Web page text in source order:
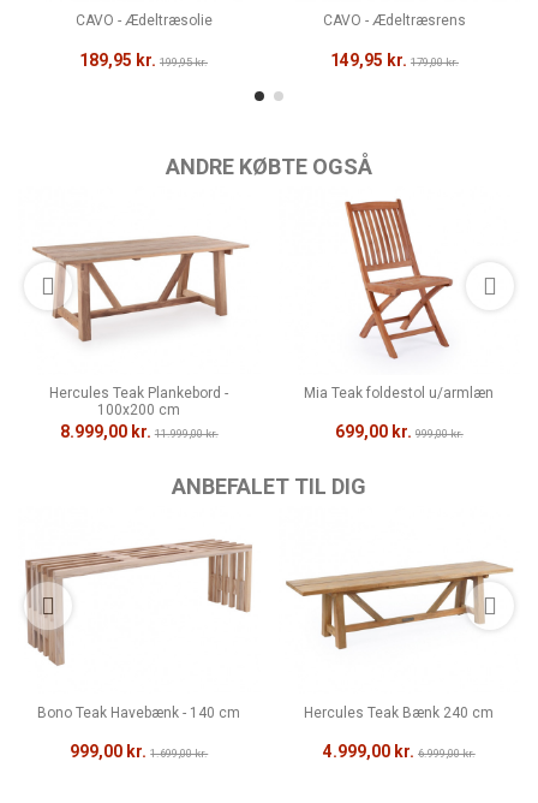
CAVO - Ædeltræsolie
189,95 kr. 199,95 kr.
CAVO - Ædeltræsrens
149,95 kr. 179,00 kr.
ANDRE KØBTE OGSÅ
Hercules Teak Plankebord -
100x200 cm
8.999,00 kr. 11.999,00 kr.
Mia Teak foldestol u/armlæn
699,00 kr. 999,00 kr.
ANBEFALET TIL DIG
Bono Teak Havebænk - 140 cm
999,00 kr. 1.699,00 kr.
Hercules Teak Bænk 240 cm
4.999,00 kr. 6.999,00 kr.